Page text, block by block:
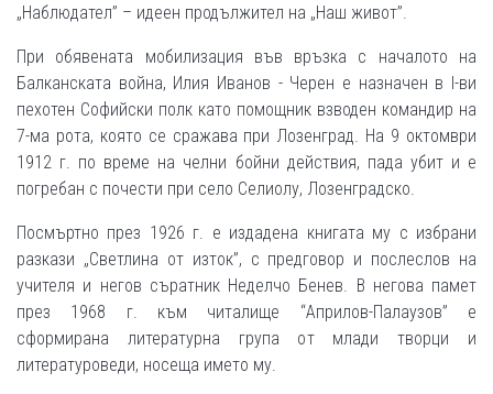
„Наблюдател” – идеен продължител на „Наш живот”.
При обявената мобилизация във връзка с началото на
Балканската война, Илия Иванов - Черен е назначен в I-ви
пехотен Софийски полк като помощник взводен командир на
7-ма рота, която се сражава при Лозенград. На 9 октомври
1912 г. по време на челни бойни действия, пада убит и е
погребан с почести при село Селиолу, Лозенградско.
Посмъртно през 1926 г. е издадена книгата му с избрани
разкази „Светлина от изток”, с предговор и послеслов на
учителя и негов съратник Неделчо Бенев. В негова памет
през 1968 г. към читалище “Априлов-Палаузов” е
сформирана литературна група от млади творци и
литературоведи, носеща името му.